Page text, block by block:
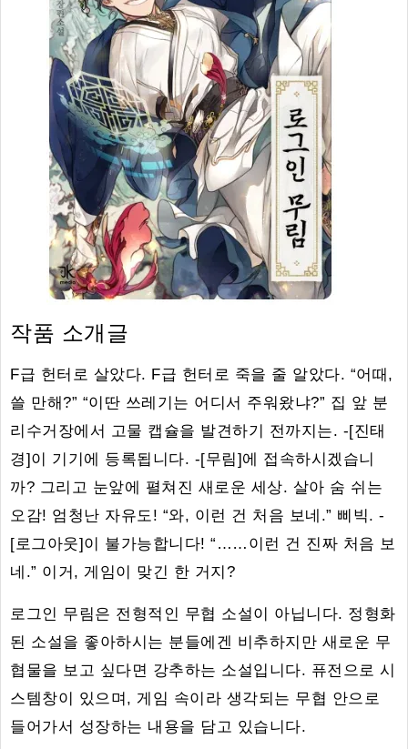
작품 소개글
F급 헌터로 살았다. F급 헌터로 죽을 줄 알았다. “어때,
쓸 만해?” “이딴 쓰레기는 어디서 주워왔냐?” 집 앞 분
리수거장에서 고물 캡슐을 발견하기 전까지는. -[진태
경]이 기기에 등록됩니다. -[무림]에 접속하시겠습니
까? 그리고 눈앞에 펼쳐진 새로운 세상. 살아 숨 쉬는
오감! 엄청난 자유도! “와, 이런 건 처음 보네.” 삐빅. -
[로그아웃]이 불가능합니다! “……이런 건 진짜 처음 보
네.” 이거, 게임이 맞긴 한 거지?
로그인 무림은 전형적인 무협 소설이 아닙니다. 정형화
된 소설을 좋아하시는 분들에겐 비추하지만 새로운 무
협물을 보고 싶다면 강추하는 소설입니다. 퓨전으로 시
스템창이 있으며, 게임 속이라 생각되는 무협 안으로
들어가서 성장하는 내용을 담고 있습니다.